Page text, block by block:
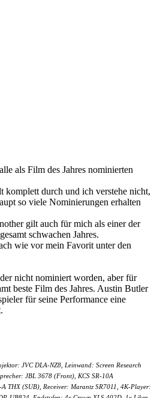
als Film des Jahres nominierten
komplett durch und ich verstehe nicht,
so viele Nominierungen erhalten
gilt auch für mich als einer der
schwachen Jahres.
wie vor mein Favorit unter den
nicht nominiert worden, aber für
beste Film des Jahres. Austin Butler
für seine Performance eine
JVC DLA-NZ8, Leinwand: Screen Research
JBL 3678 (Front), KCS SR-10A
THX (SUB), Receiver: Marantz SR7011, 4K-Player: